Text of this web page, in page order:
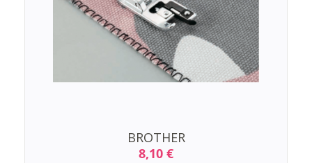
BROTHER
8,10 €